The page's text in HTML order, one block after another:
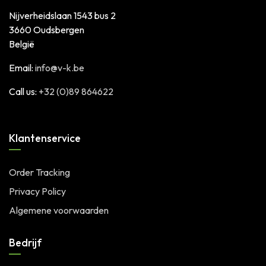
Nijverheidslaan 1543 bus 2
3660 Oudsbergen
België
Email: info@v-k.be
Call us: +32 (0)89 864622
Klantenservice
Order Tracking
Privacy Policy
Algemene voorwaarden
Bedrijf